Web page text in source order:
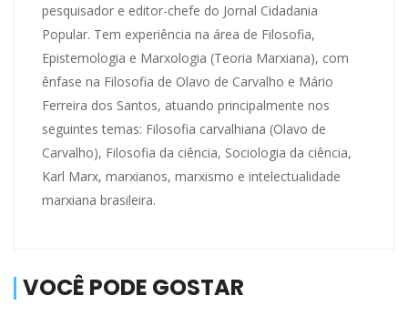
pesquisador e editor-chefe do Jornal Cidadania
Popular. Tem experiência na área de Filosofia,
Epistemologia e Marxologia (Teoria Marxiana), com
ênfase na Filosofia de Olavo de Carvalho e Mário
Ferreira dos Santos, atuando principalmente nos
seguintes temas: Filosofia carvalhiana (Olavo de
Carvalho), Filosofia da ciência, Sociologia da ciência,
Karl Marx, marxianos, marxismo e intelectualidade
marxiana brasileira.
VOCÊ PODE GOSTAR